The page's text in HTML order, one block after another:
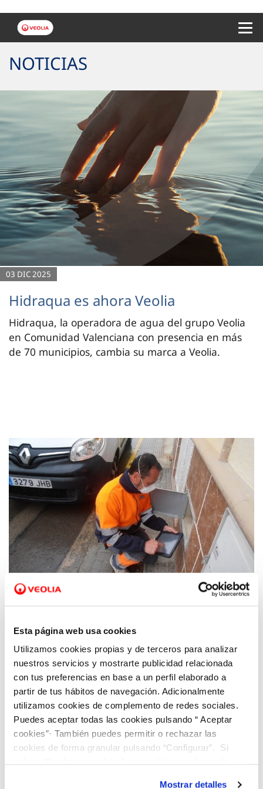
Esta página web usa cookies
Utilizamos cookies propias y de terceros para analizar
nuestros servicios y mostrarte publicidad relacionada
con tus preferencias en base a un perfil elaborado a
partir de tus hábitos de navegación. Adicionalmente
utilizamos cookies de complemento de redes sociales.
Puedes aceptar todas las cookies pulsando “ Aceptar
cookies”· También puedes permitir o rechazar las
cookies de forma granular pulsando “Configurar”. Si
Mostrar detalles
NOTICIAS
03 DIC 2025
Hidraqua es ahora Veolia
Hidraqua, la operadora de agua del grupo Veolia
en Comunidad Valenciana con presencia en más
de 70 municipios, cambia su marca a Veolia.
26 ABR 2021
Hidraqua para reducir las pérdidas de agua
en la red a través de la gestión inteligente
de la demanda